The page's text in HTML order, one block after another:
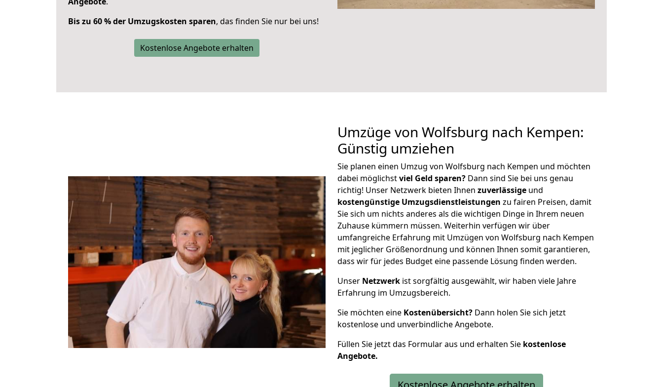
Bis zu 60 % der Umzugskosten sparen, das finden Sie nur bei uns!
Kostenlose Angebote erhalten
Umzüge von Wolfsburg nach Kempen:
Günstig umziehen
Sie planen einen Umzug von Wolfsburg nach Kempen und möchten
dabei möglichstviel Geld sparen? Dann sind Sie bei uns genau
richtig! Unser Netzwerk bieten Ihnen zuverlässige und
kostengünstige Umzugsdienstleistungen zu fairen Preisen, damit
Sie sich um nichts anderes als die wichtigen Dinge in Ihrem neuen
Zuhause kümmern müssen. Weiterhin verfügen wir über
umfangreiche Erfahrung mit Umzügen von Wolfsburg nach Kempen
mit jeglicher Größenordnung und können Ihnen somit garantieren,
dass wir für jedes Budget eine passende Lösung finden werden.
Unser Netzwerk ist sorgfältig ausgewählt, wir haben viele Jahre
Erfahrung im Umzugsbereich.
Sie möchten eine Kostenübersicht? Dann holen Sie sich jetzt
kostenlose und unverbindliche Angebote.
Füllen Sie jetzt das Formular aus und erhalten Sie kostenlose
Angebote.